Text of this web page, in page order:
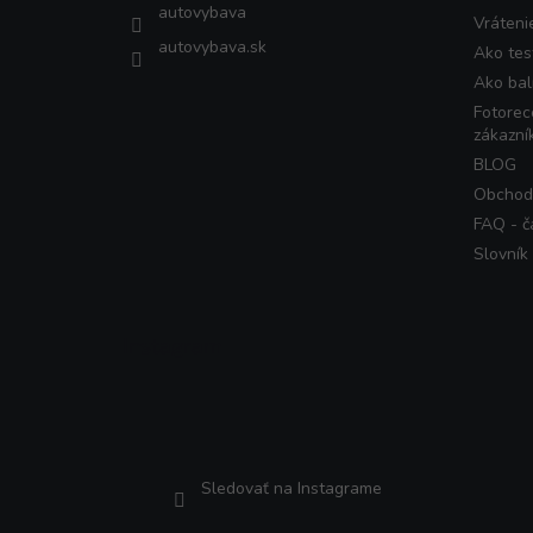
autovybava
autovybava.sk
Ako
Ako
BLOG
FAQ -
Slovník
Sledovať na Instagrame